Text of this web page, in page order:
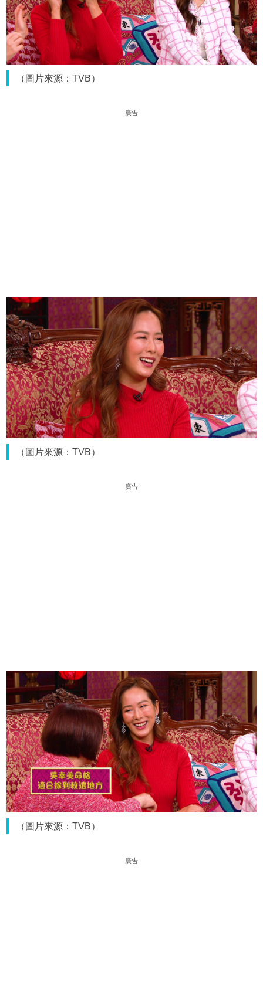
（圖片來源：TVB）
廣告
（圖片來源：TVB）
廣告
（圖片來源：TVB）
廣告